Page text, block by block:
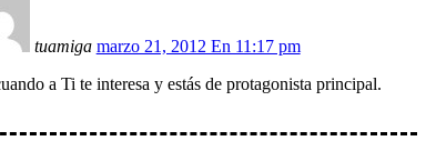
tuamiga marzo 21, 2012 En 11:17 pm
a Ti te interesa y estás de protagonista principal.